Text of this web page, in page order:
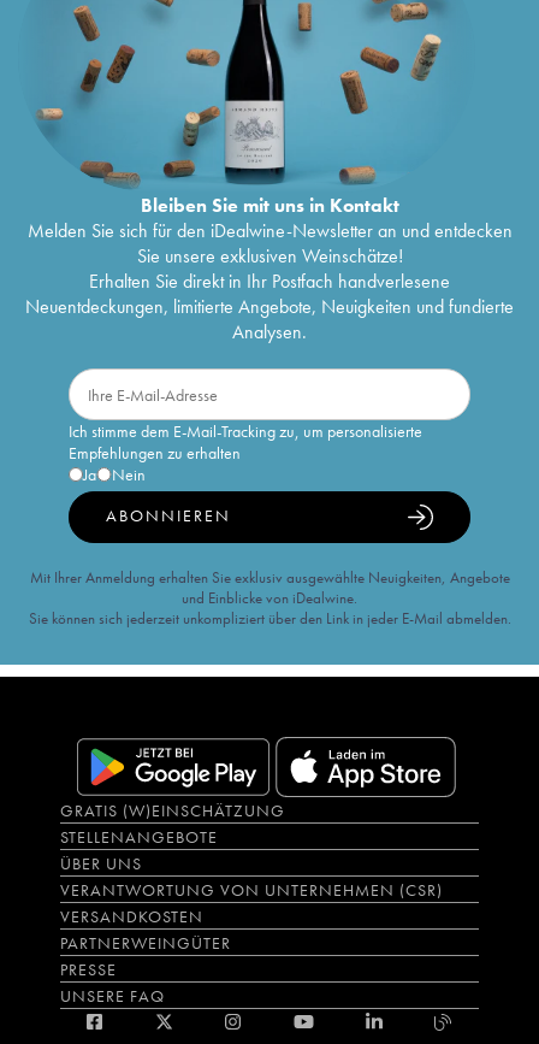
Bleiben Sie mit uns in Kontakt
Melden Sie sich für den iDealwine-Newsletter an und entdecken
Sie unsere exklusiven Weinschätze!
Erhalten Sie direkt in Ihr Postfach handverlesene
Neuentdeckungen, limitierte Angebote, Neuigkeiten und fundierte
Analysen.
Ich stimme dem E-Mail-Tracking zu, um personalisierte
Empfehlungen zu erhalten
Ja
Nein
ABONNIEREN
Mit Ihrer Anmeldung erhalten Sie exklusiv ausgewählte Neuigkeiten, Angebote
und Einblicke von iDealwine.
Sie können sich jederzeit unkompliziert über den Link in jeder E-Mail abmelden.
GRATIS (W)EINSCHÄTZUNG
STELLENANGEBOTE
ÜBER UNS
VERANTWORTUNG VON UNTERNEHMEN (CSR)
VERSANDKOSTEN
PARTNERWEINGÜTER
PRESSE
UNSERE FAQ